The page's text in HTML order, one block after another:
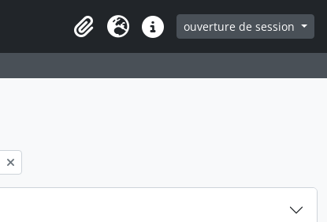
ClipboardLangueLiens rapidesouverture de session